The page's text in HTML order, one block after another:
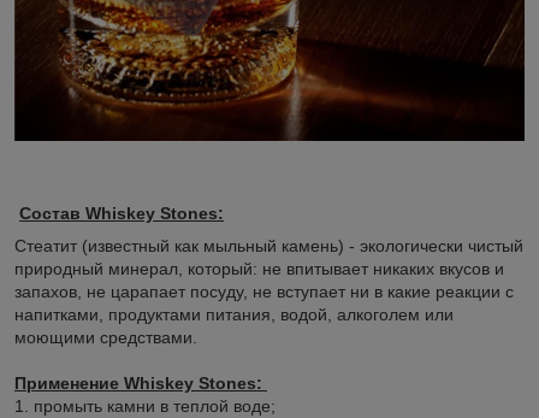
Состав Whiskey Stones:
Стеатит (известный как мыльный камень) - экологически чистый
природный минерал, который: не впитывает никаких вкусов и
запахов, не царапает посуду, не вступает ни в какие реакции с
напитками, продуктами питания, водой, алкоголем или
моющими средствами.
Применение Whiskey Stones:
1. промыть камни в теплой воде;